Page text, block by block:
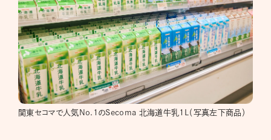
関東セコマで人気No.1のSecoma 北海道牛乳1L（写真左下商品）